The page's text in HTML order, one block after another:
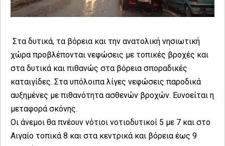
Στα δυτικά, τα βόρεια και την ανατολική νησιωτική
χώρα προβλέπονται νεφώσεις με τοπικές βροχές και
στα δυτικά και πιθανώς στα βόρεια σποραδικές
καταιγίδες. Στα υπόλοιπα λίγες νεφώσεις παροδικά
αυξημένες με πιθανότητα ασθενών βροχών. Ευνοείται η
μεταφορά σκόνης.
Οι άνεμοι θα πνέουν νότιοι νοτιοδυτικοί 5 με 7 και στο
Αιγαίο τοπικά 8 και στα κεντρικά και βόρεια έως 9